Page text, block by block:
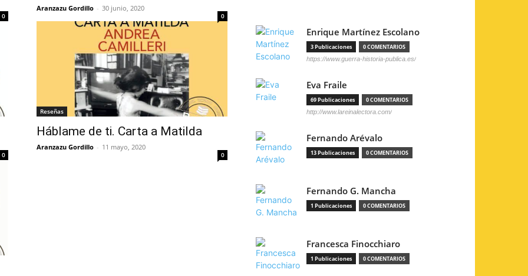
0
Aranzazu Gordillo - 30 junio, 2020
0
0
Reseñas
Háblame de ti. Carta a Matilda
Aranzazu Gordillo - 11 mayo, 2020
0
Enrique Martínez Escolano
3 Publicaciones 0 COMENTARIOS
https://www.guerra-historia-publica.es/
Eva Fraile
69 Publicaciones 0 COMENTARIOS
http://www.lareinalectora.com/
Fernando Arévalo
13 Publicaciones 0 COMENTARIOS
Fernando G. Mancha
1 Publicaciones 0 COMENTARIOS
Francesca Finocchiaro
1 Publicaciones 0 COMENTARIOS